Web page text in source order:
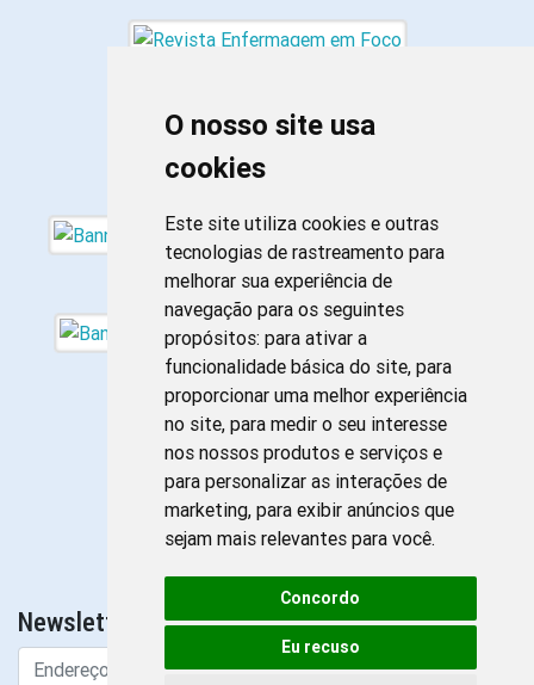
O nosso site usa
cookies
Este site utiliza cookies e outras
tecnologias de rastreamento para
melhorar sua experiência de
navegação para os seguintes
propósitos: para ativar a
funcionalidade básica do site, para
proporcionar uma melhor experiência
no site, para medir o seu interesse
nos nossos produtos e serviços e
para personalizar as interações de
marketing, para exibir anúncios que
sejam mais relevantes para você.
Concordo
Eu recuso
Newsletter da Enfermagem